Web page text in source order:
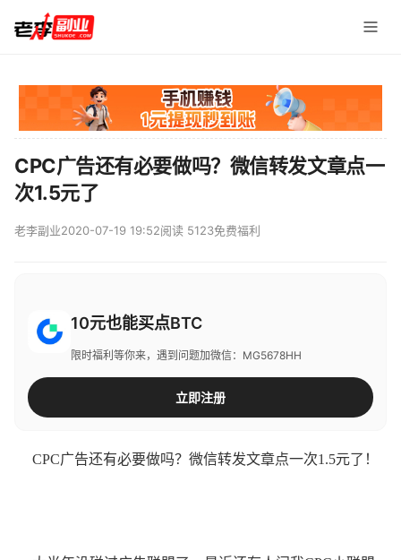
CPC广告还有必要做吗？微信转发文章点一
次1.5元了
老李副业2020-07-19 19:52阅读 5123免费福利
10元也能买点BTC
限时福利等你来，遇到问题加微信：MG5678HH
立即注册
CPC广告还有必要做吗？微信转发文章点一次1.5元了！